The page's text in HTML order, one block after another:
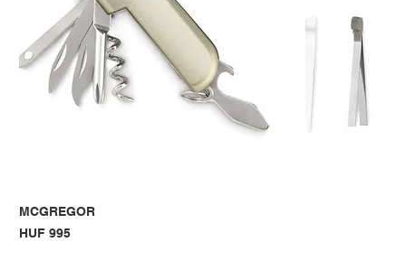
MCGREGOR
Price
HUF 995